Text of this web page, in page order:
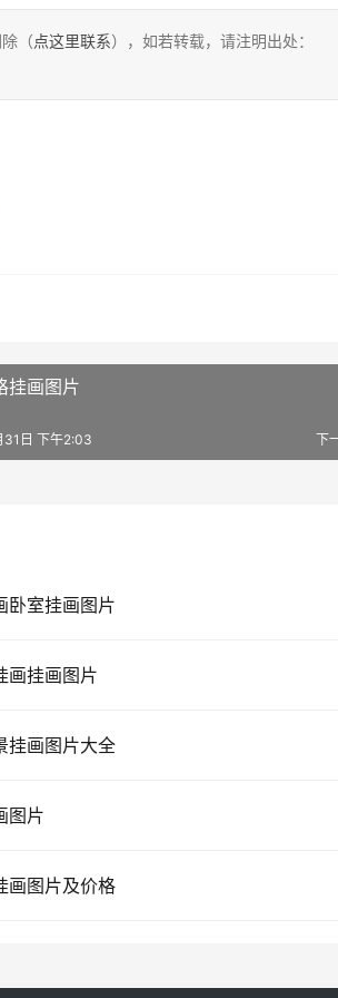
（点这里联系），如若转载，请注明出处：
挂画图片
下
31日 下午2:03
卧室挂画图片
画挂画图片
挂画图片大全
图片
画图片及价格